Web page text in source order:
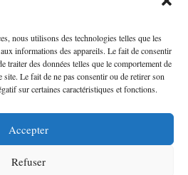
nous utilisons des technologies telles que les
informations des appareils. Le fait de consentir
traiter des données telles que le comportement de
Le fait de ne pas consentir ou de retirer son
sur certaines caractéristiques et fonctions.
Accepter
Refuser
pour parle en kabyle, j'ai accent
d'informations sur laclange